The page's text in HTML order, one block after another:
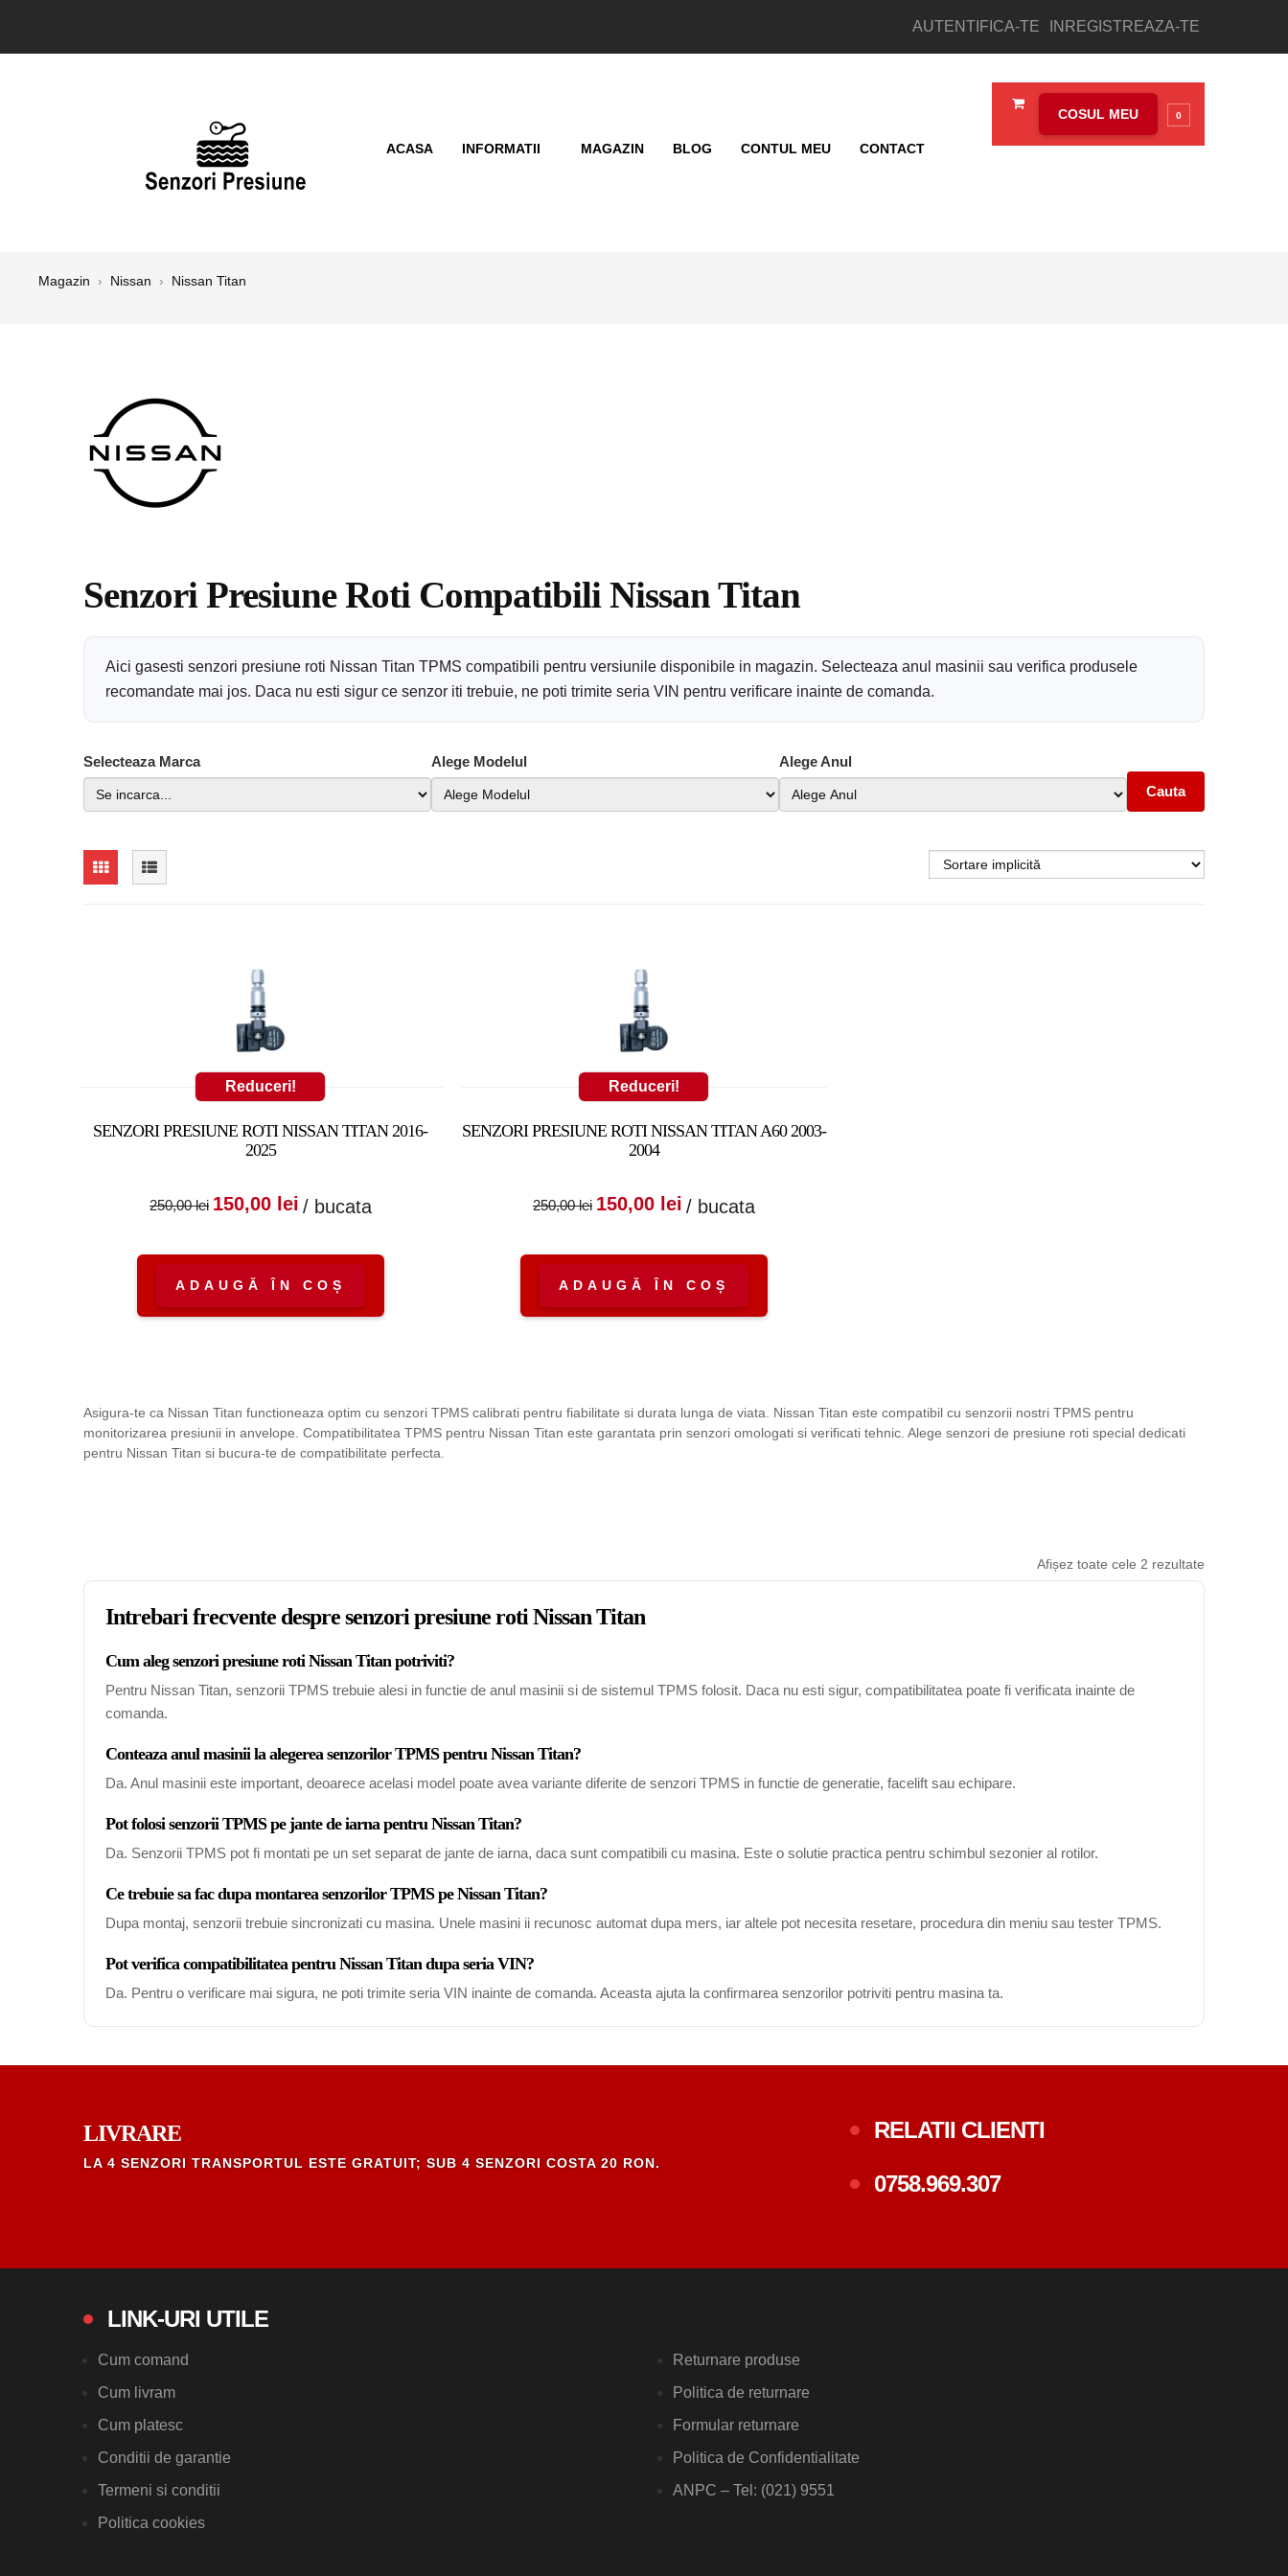
AUTENTIFICA-TE INREGISTREAZA-TE
COSUL MEU 0
ACASA INFORMATII MAGAZIN BLOG CONTUL MEU CONTACT
Magazin › Nissan › Nissan Titan
Senzori Presiune Roti Compatibili Nissan Titan
Aici gasesti senzori presiune roti Nissan Titan TPMS compatibili pentru versiunile disponibile in magazin. Selecteaza anul masinii sau verifica produsele
recomandate mai jos. Daca nu esti sigur ce senzor iti trebuie, ne poti trimite seria VIN pentru verificare inainte de comanda.
Selecteaza Marca Alege Modelul
Alege Anul
Cauta
Reduceri!
SENZORI PRESIUNE ROTI NISSAN TITAN 2016-
2025
250,00lei
Prețul inițial a fost:
150,00 lei Prețul curent
150,00 lei.
/ bucata
ADAUGĂ ÎN COȘ
Reduceri!
SENZORI PRESIUNE ROTI NISSAN TITAN A60 2003-
2004
250,00lei
Prețul inițial a fost:
150,00 lei Prețul curent
150,00 lei.
/ bucata
ADAUGĂ ÎN COȘ
Asigura-te ca Nissan Titan functioneaza optim cu senzori TPMS calibrati pentru fiabilitate si durata lunga de viata. Nissan Titan este compatibil cu senzorii nostri TPMS pentru
monitorizarea presiunii in anvelope. Compatibilitatea TPMS pentru Nissan Titan este garantata prin senzori omologati si verificati tehnic. Alege senzori de presiune roti special dedicati
pentru Nissan Titan si bucura-te de compatibilitate perfecta.
Afișez toate cele 2 rezultate
Intrebari frecvente despre senzori presiune roti Nissan Titan
Cum aleg senzori presiune roti Nissan Titan potriviti?
Pentru Nissan Titan, senzorii TPMS trebuie alesi in functie de anul masinii si de sistemul TPMS folosit. Daca nu esti sigur, compatibilitatea poate fi verificata inainte de
comanda.
Conteaza anul masinii la alegerea senzorilor TPMS pentru Nissan Titan?
Da. Anul masinii este important, deoarece acelasi model poate avea variante diferite de senzori TPMS in functie de generatie, facelift sau echipare.
Pot folosi senzorii TPMS pe jante de iarna pentru Nissan Titan?
Da. Senzorii TPMS pot fi montati pe un set separat de jante de iarna, daca sunt compatibili cu masina. Este o solutie practica pentru schimbul sezonier al rotilor.
Ce trebuie sa fac dupa montarea senzorilor TPMS pe Nissan Titan?
Dupa montaj, senzorii trebuie sincronizati cu masina. Unele masini ii recunosc automat dupa mers, iar altele pot necesita resetare, procedura din meniu sau tester TPMS.
Pot verifica compatibilitatea pentru Nissan Titan dupa seria VIN?
Da. Pentru o verificare mai sigura, ne poti trimite seria VIN inainte de comanda. Aceasta ajuta la confirmarea senzorilor potriviti pentru masina ta.
LIVRARE
LA 4 SENZORI TRANSPORTUL ESTE GRATUIT; SUB 4 SENZORI COSTA 20 RON.
RELATII CLIENTI
0758.969.307
LINK-URI UTILE
Cum comand
Cum livram
Cum platesc
Conditii de garantie
Termeni si conditii
Politica cookies
Returnare produse
Politica de returnare
Formular returnare
Politica de Confidentialitate
ANPC – Tel: (021) 9551